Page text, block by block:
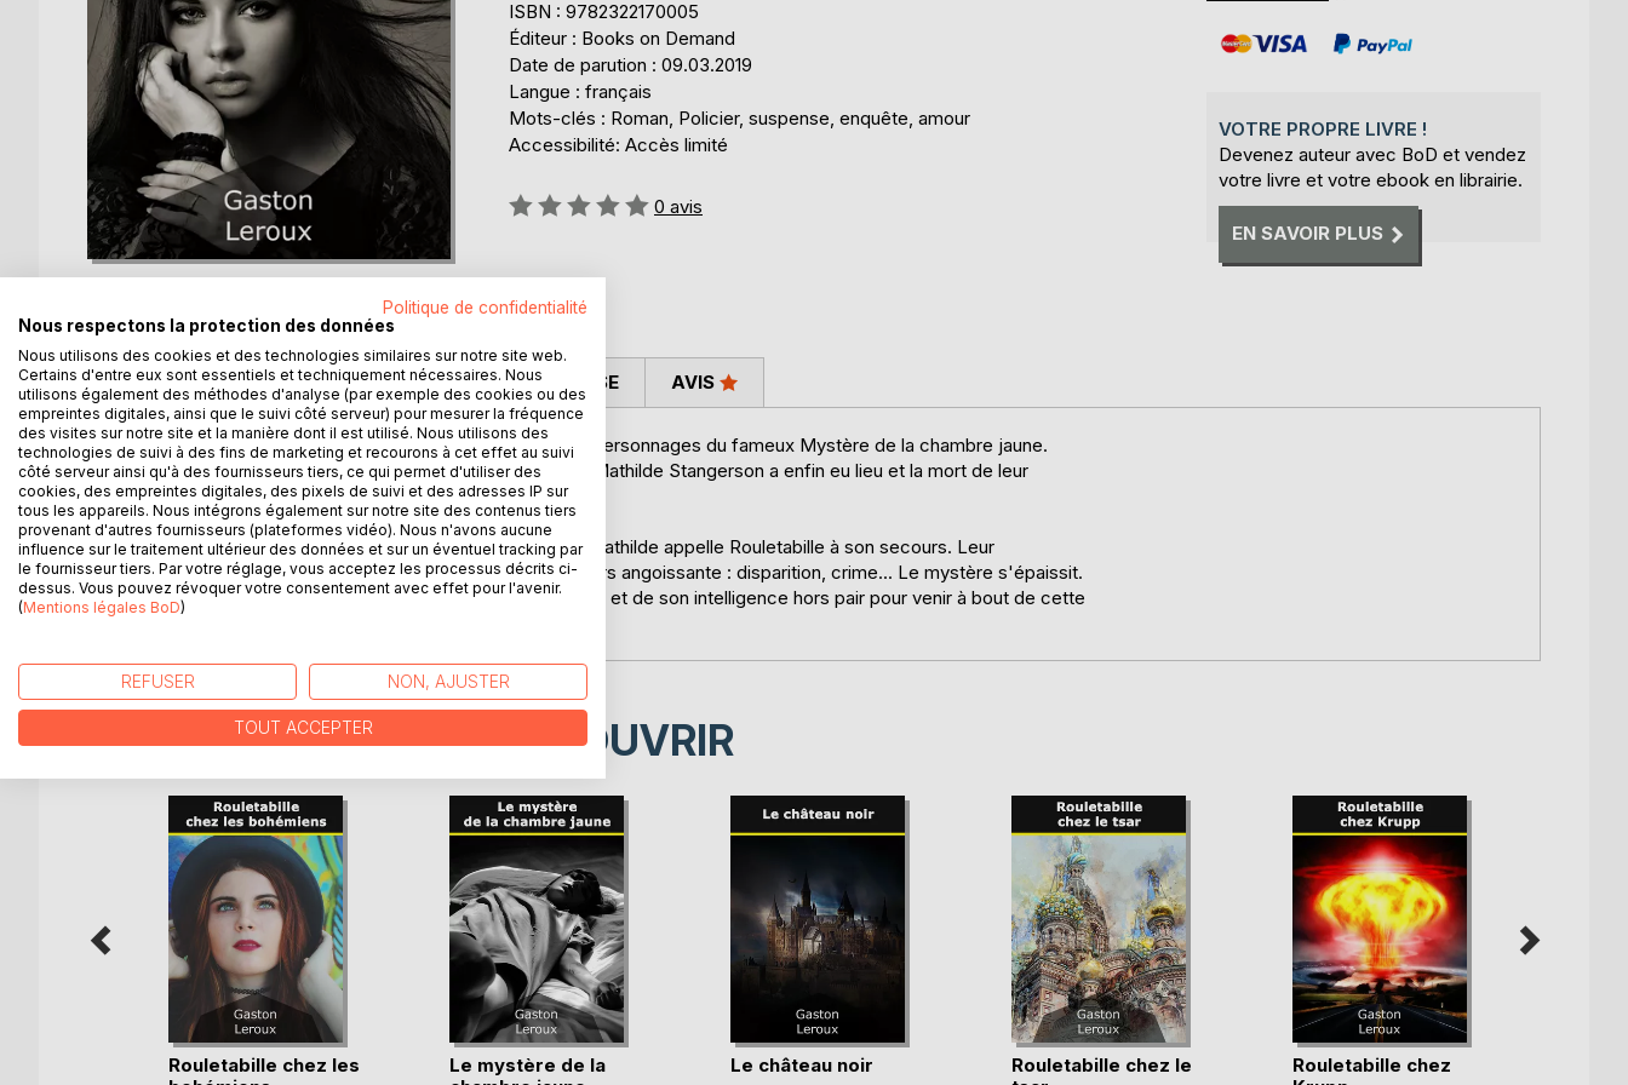
ISBN : 9782322170005
Éditeur : Books on Demand
Date de parution : 09.03.2019
Langue : français
Mots-clés : Roman, Policier, suspense, enquête, amour
Accessibilité: Accès limité
Évaluation:
0 avis
VOTRE PROPRE LIVRE !
Devenez auteur avec BoD et vendez
votre livre et votre ebook en librairie.
EN SAVOIR PLUS
DESCRIPTION
On retrouve dans Le Parfum de la dame en noir tous les personnages du fameux Mystère de la chambre jaune.
Grâce à Rouletabille, le mariage de Robert Darzac et de Mathilde Stangerson a enfin eu lieu et la mort de leur
ennemi est officiellement constatée.
A peine partie en voyage de noces, cependant, la belle Mathilde appelle Rouletabille à son secours. Leur
impitoyable ennemi est réapparu ! La situation devient alors angoissante : disparition, crime... Le mystère s'épaissit.
Le jeune reporter Rouletabille aura besoin de tout son flair et de son intelligence hors pair pour venir à bout de cette
AUTEUR(S) CRITIQUES PRESSE AVIS
D’AUTRES TITRES À DÉCOUVRIR
Rouletabille chez les
Le mystère de la
Le château noir
Rouletabille chez le
Rouletabille chez
Politique de confidentialité
Nous respectons la protection des données
Nous utilisons des cookies et des technologies similaires sur notre site web.
Certains d'entre eux sont essentiels et techniquement nécessaires. Nous
utilisons également des méthodes d'analyse (par exemple des cookies ou des
empreintes digitales, ainsi que le suivi côté serveur) pour mesurer la fréquence
des visites sur notre site et la manière dont il est utilisé. Nous utilisons des
technologies de suivi à des fins de marketing et recourons à cet effet au suivi
côté serveur ainsi qu'à des fournisseurs tiers, ce qui permet d'utiliser des
cookies, des empreintes digitales, des pixels de suivi et des adresses IP sur
tous les appareils. Nous intégrons également sur notre site des contenus tiers
provenant d'autres fournisseurs (plateformes vidéo). Nous n'avons aucune
influence sur le traitement ultérieur des données et sur un éventuel tracking par
le fournisseur tiers. Par votre réglage, vous acceptez les processus décrits ci-
dessus. Vous pouvez révoquer votre consentement avec effet pour l'avenir.
(Mentions légales BoD)
REFUSER NON, AJUSTER
TOUT ACCEPTER